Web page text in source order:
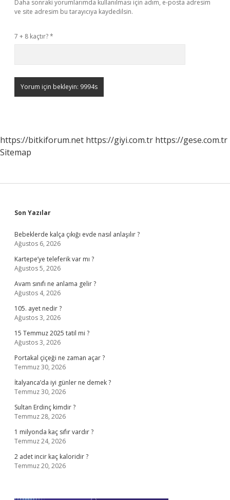
Daha sonraki yorumlarımda kullanılması için adım, e-posta adresim
ve site adresim bu tarayıcıya kaydedilsin.
7 + 8 kaçtır?*
https://bitkiforum.net https://giyi.com.tr https://gese.com.tr
Sitemap
Sidebar
Son Yazılar
Bebeklerde kalça çıkığı evde nasıl anlaşılır ?
Ağustos 6, 2026
Kartepe’ye teleferik var mı ?
Ağustos 5, 2026
Avam sınıfı ne anlama gelir ?
Ağustos 4, 2026
105. ayet nedir ?
Ağustos 3, 2026
15 Temmuz 2025 tatil mi ?
Ağustos 3, 2026
Portakal çiçeği ne zaman açar ?
Temmuz 30, 2026
İtalyanca’da iyi günler ne demek ?
Temmuz 30, 2026
Sultan Erdinç kimdir ?
Temmuz 28, 2026
1 milyonda kaç sıfır vardır ?
Temmuz 24, 2026
2 adet incir kaç kaloridir ?
Temmuz 20, 2026